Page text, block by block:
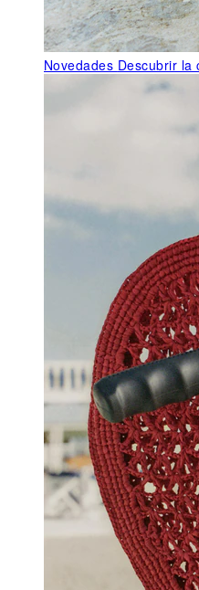
Novedades Descubrir la